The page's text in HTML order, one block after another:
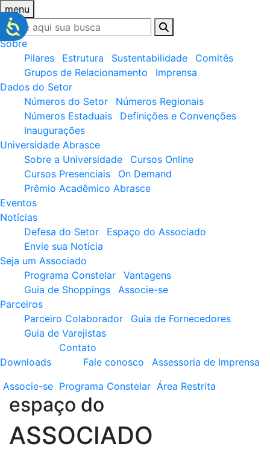
menu
Sobre
Pilares
Estrutura Sustentabilidade
Comitês
Grupos de Relacionamento
Imprensa
Dados do Setor
Números do Setor
Números Regionais
Números Estaduais
Definições e Convenções
Inaugurações
Universidade Abrasce
Sobre a Universidade
Cursos Online
Cursos Presenciais
On Demand
Prêmio Acadêmico Abrasce
Eventos
Notícias
Defesa do Setor
Espaço do Associado
Envie sua Notícia
Seja um Associado
Programa Constelar
Vantagens
Guia de Shoppings
Associe-se
Parceiros
Parceiro Colaborador
Guia de Fornecedores
Guia de Varejistas
Downloads
Contato
Fale conosco
Assessoria de Imprensa
Associe-se Programa Constelar Área Restrita
espaço do
ASSOCIADO